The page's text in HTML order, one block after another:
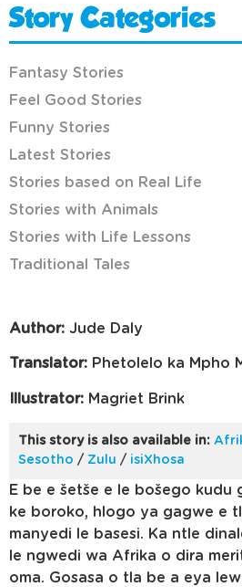
Author: Jude Daly
Translator: Phetolelo ka Mpho
Illustrator: Magriet Brink
This story is also available in:
Sesotho / Zulu / isiXhosa
E be e šetše e le bošego kudu
ke boroko, hlogo ya gagwe e
manyedi le basesi. Ka ntle
le ngwedi wa Afrika o dira
oma. Gosasa o tla be a eya
Story Categories
Fantasy Stories
Feel Good Stories
Funny Stories
Latest Stories
Stories based on Real Life
Stories with Animals
Stories with Life Lessons
Traditional Tales